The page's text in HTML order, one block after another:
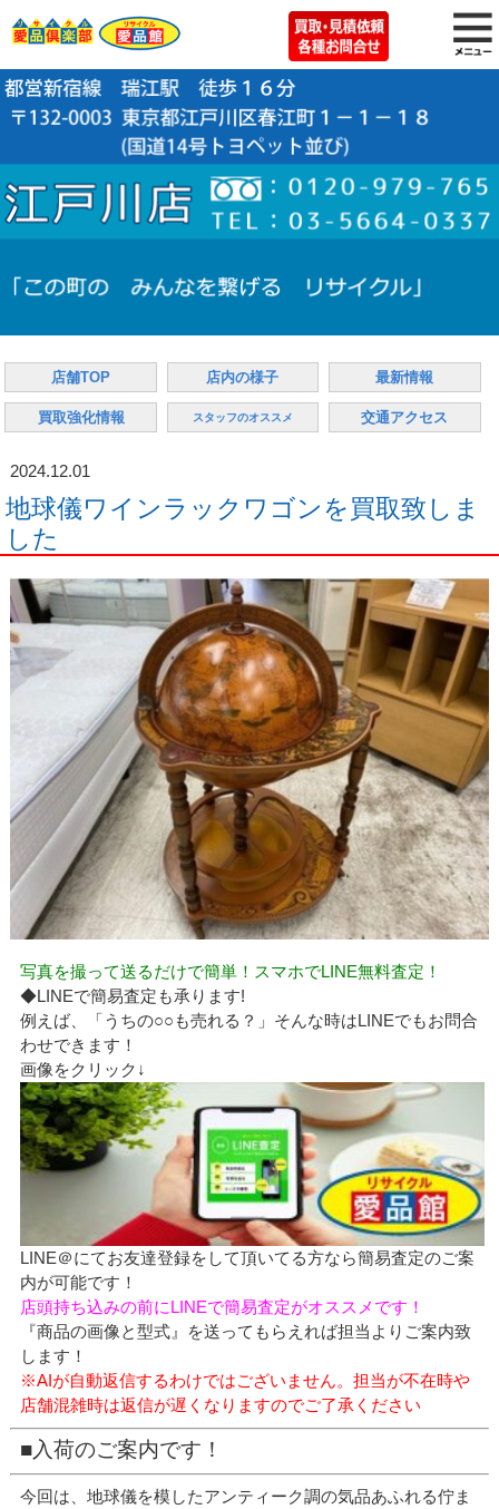
店舗TOP 店内の様子 最新情報
買取強化情報 スタッフのオススメ 交通アクセス
2024.12.01
地球儀ワインラックワゴンを買取致しま
した
写真を撮って送るだけで簡単！スマホでLINE無料査定！
◆LINEで簡易査定も承ります!
例えば、「うちの○○も売れる？」そんな時はLINEでもお問合
わせできます！
画像をクリック↓
LINE＠にてお友達登録をして頂いてる方なら簡易査定のご案
内が可能です！
店頭持ち込みの前にLINEで簡易査定がオススメです！
『商品の画像と型式』を送ってもらえれば担当よりご案内致
します！
※AIが自動返信するわけではございません。担当が不在時や
店舗混雑時は返信が遅くなりますのでご了承ください
■入荷のご案内です！
今回は、地球儀を模したアンティーク調の気品あふれる佇ま